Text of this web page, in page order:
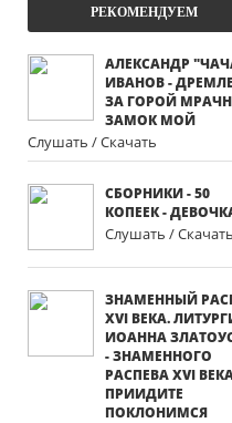
РЕКОМЕНДУЕМ
АЛЕКСАНДР
ИВАНОВ -
ЗА ГОРОЙ
ЗАМОК МОЙ
Слушать / Скачать
СБОРНИКИ - 50
КОПЕЕК -
Слушать / Скачать
ЗНАМЕННЫЙ
XVI ВЕКА.
ИОАННА
- ЗНАМЕННОГО
РАСПЕВА XVI
ПРИИДИТЕ
ПОКЛОНИМСЯ